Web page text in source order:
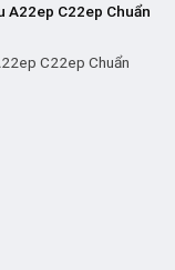
A22ep C22ep Chuẩn
C22ep Chuẩn